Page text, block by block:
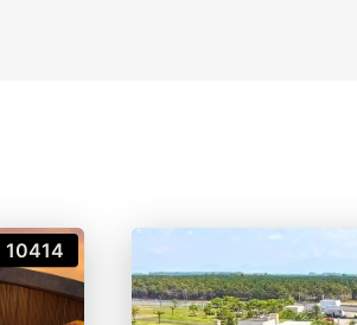
10414